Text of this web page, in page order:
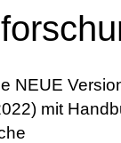
NEUE
mit